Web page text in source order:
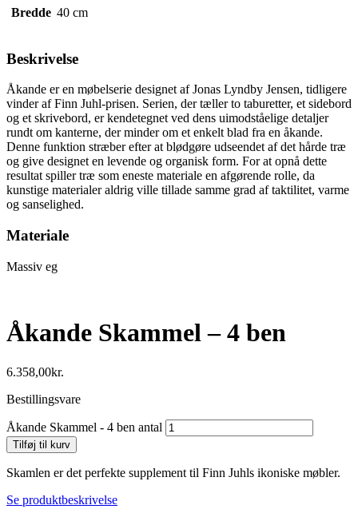
Bredde 40 cm
Beskrivelse
Åkande er en møbelserie designet af Jonas Lyndby Jensen, tidligere
vinder af Finn Juhl-prisen. Serien, der tæller to taburetter, et sidebord
og et skrivebord, er kendetegnet ved dens uimodståelige detaljer
rundt om kanterne, der minder om et enkelt blad fra en åkande.
Denne funktion stræber efter at blødgøre udseendet af det hårde træ
og give designet en levende og organisk form. For at opnå dette
resultat spiller træ som eneste materiale en afgørende rolle, da
kunstige materialer aldrig ville tillade samme grad af taktilitet, varme
og sanselighed.
Materiale
Massiv eg
Åkande Skammel – 4 ben
6.358,00kr.
Bestillingsvare
Åkande Skammel - 4 ben antal
Tilføj til kurv
Skamlen er det perfekte supplement til Finn Juhls ikoniske møbler.
Se produktbeskrivelse